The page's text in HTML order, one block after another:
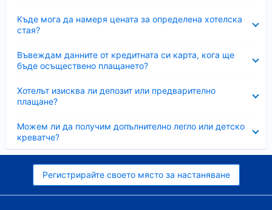
Къде мога да намеря цената за определена хотелска
стая?
Въвеждам данните от кредитната си карта, кога ще
бъде осъществено плащането?
Хотелът изисква ли депозит или предварително
плащане?
Можем ли да получим допълнително легло или детско
креватче?
Регистрирайте своето място за настаняване